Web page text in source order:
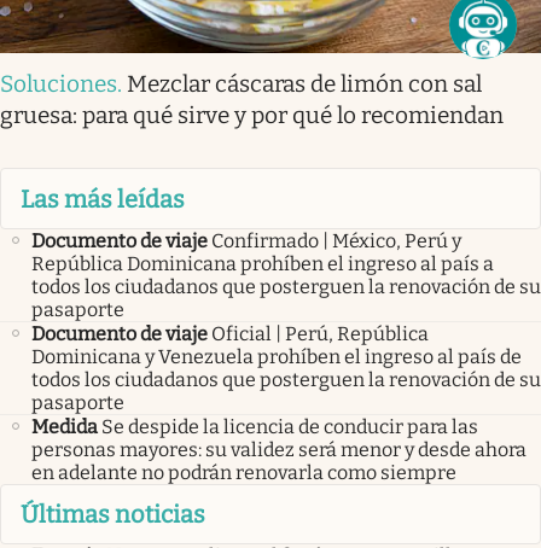
Soluciones. Mezclar cáscaras de limón con sal
gruesa: para qué sirve y por qué lo recomiendan
Las más leídas
Documento de viaje Confirmado | México, Perú y
República Dominicana prohíben el ingreso al país a
todos los ciudadanos que posterguen la renovación de su
pasaporte
Documento de viaje Oficial | Perú, República
Dominicana y Venezuela prohíben el ingreso al país de
todos los ciudadanos que posterguen la renovación de su
pasaporte
Medida Se despide la licencia de conducir para las
personas mayores: su validez será menor y desde ahora
en adelante no podrán renovarla como siempre
Últimas noticias